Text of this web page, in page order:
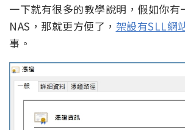
一下就有很多的教學說明，假如你
NAS，那就更方便了， 架設有SLL網
事。